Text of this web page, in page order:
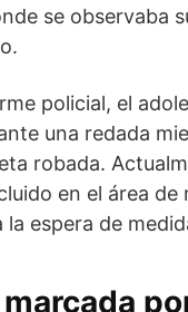
se observaba
policial, el
una redada
robada.
en el área de
la espera de